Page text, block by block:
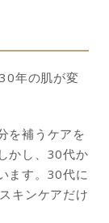
年の肌が変
を補うケアを
かし、30代か
ます。30代に
キンケアだけ